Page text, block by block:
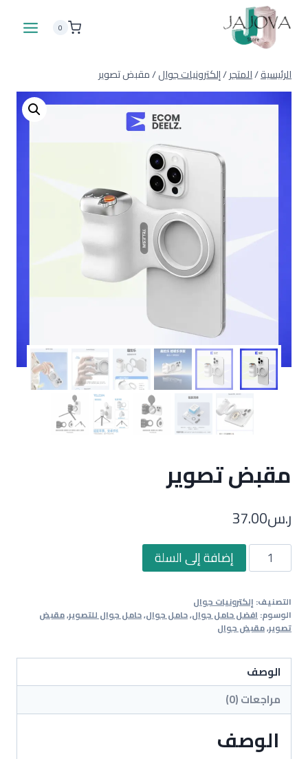
المحتوى
0
الرئيسية/المتجر/إلكترونيات جوال/مقبض تصوير
مقبض تصوير
ر.س37.00
كمية
مقبض
إضافة إلى السلة
التصنيف: إلكترونيات جوال
الوسوم:افضل حامل جوال,حامل جوال,حامل جوال للتصوير,مقبض
تصوير,مقبض جوال
الوصف
مراجعات (0)
الوصف